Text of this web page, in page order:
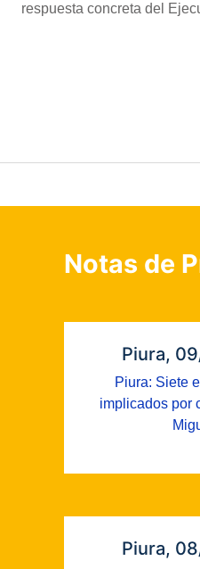
respuesta concreta del
Notas de
Piura,
Piura: Siete
implicados por
Piura,